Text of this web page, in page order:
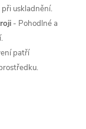
uskladnění.
- Pohodlné a
patří